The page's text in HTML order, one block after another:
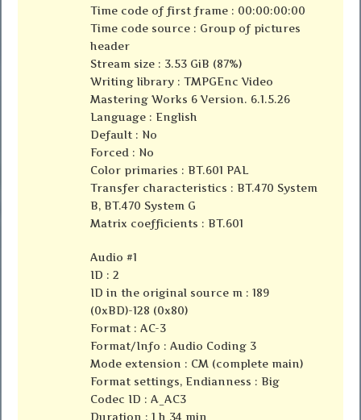
Time code of first frame : 00:00:00:00
Time code source : Group of pictures
header
Stream size : 3.53 GiB (87%)
Writing library : TMPGEnc Video
Mastering Works 6 Version. 6.1.5.26
Language : English
Default : No
Forced : No
Color primaries : BT.601 PAL
Transfer characteristics : BT.470 System
B, BT.470 System G
Matrix coefficients : BT.601
Audio #1
ID : 2
ID in the original source m : 189
(0xBD)-128 (0x80)
Format : AC-3
Format/Info : Audio Coding 3
Mode extension : CM (complete main)
Format settings, Endianness : Big
Codec ID : A_AC3
Duration : 1 h 34 min